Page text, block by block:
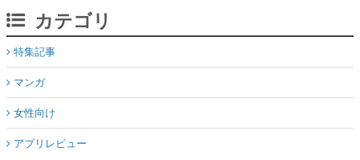
カテゴリ
特集記事
マンガ
女性向け
アプリレビュー